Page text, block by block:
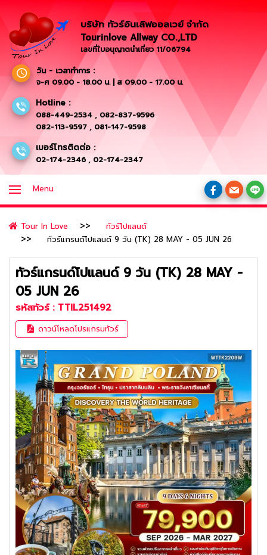
บริษัท ทัวร์อินเลิฟออลเวย์ จำกัด
Tourinlove Allway CO.,LTD
เลขที่ใบอนุญาตนำเที่ยว 11/06794
วัน - เวลาทำการ :
จ-ศ 09.00 - 18.00 น. | ส 09.00 - 17.00 น.
Hotline :
088-449-2534 , 082-837-9596
082-113-9597 , 081-147-9598
เบอร์โทรติดต่อ :
02-174-2346 , 02-174-2347
Menu
Tour In Love
ทัวร์โปแลนด์
ทัวร์แกรนด์โปแลนด์ 9 วัน (TK) 28 MAY - 05 JUN 26
ทัวร์แกรนด์โปแลนด์ 9 วัน (TK) 28 MAY -
05 JUN 26
รหัสทัวร์ : TTIL251492
ดาวน์โหลดโปรแกรมทัวร์